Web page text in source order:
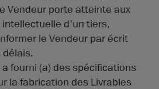
Vendeur porte atteinte aux
d'un tiers,
le Vendeur par écrit
délais.
fourni (a) des spécifications
la fabrication des Livrables